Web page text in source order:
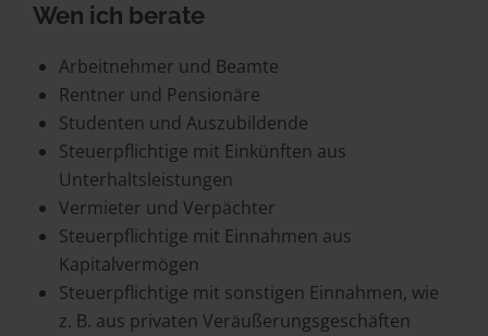
Wen ich berate
Arbeitnehmer und Beamte
Rentner und Pensionäre
Studenten und Auszubildende
Steuerpflichtige mit Einkünften aus
Unterhaltsleistungen
Vermieter und Verpächter
Steuerpflichtige mit Einnahmen aus
Kapitalvermögen
Steuerpflichtige mit sonstigen Einnahmen, wie
z. B. aus privaten Veräußerungsgeschäften